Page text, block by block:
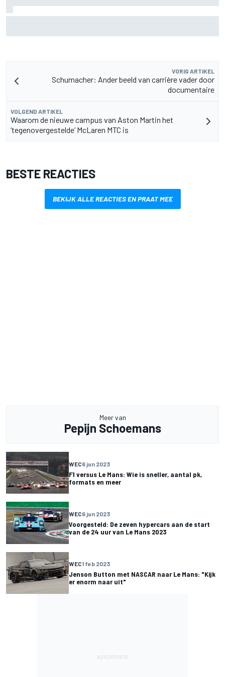
VORIG ARTIKEL
Schumacher: Ander beeld van carrière vader door
documentaire
VOLGEND ARTIKEL
Waarom de nieuwe campus van Aston Martin het
‘tegenovergestelde’ McLaren MTC is
BESTE REACTIES
BEKIJK ALLE REACTIES EN PRAAT MEE
Meer van
Pepijn Schoemans
WEC6 jun 2023
F1 versus Le Mans: Wie is sneller, aantal pk,
formats en meer
WEC6 jun 2023
Voorgesteld: De zeven hypercars aan de start
van de 24 uur van Le Mans 2023
WEC1 feb 2023
Jenson Button met NASCAR naar Le Mans: "Kijk
er enorm naar uit"